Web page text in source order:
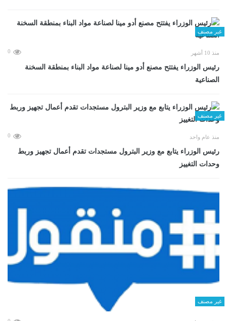
غير مصنف
منذ 10 أشهر 0
رئيس الوزراء يفتتح مصنع أدو مينا لصناعة مواد البناء بمنطقة السخنة
الصناعية
غير مصنف
منذ عام واحد 0
رئيس الوزراء يتابع مع وزير البترول مستجدات تقدم أعمال تجهيز وربط
وحدات التغييز
غير مصنف